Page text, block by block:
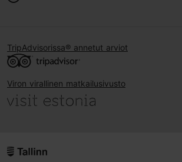
TripAdvisorissa® annetut arviot
Viron virallinen matkailusivusto